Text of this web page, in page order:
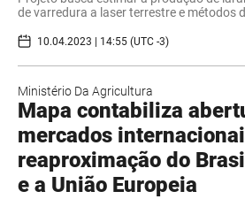
de varredura a laser terrestre e métodos
10.04.2023 | 14:55 (UTC -3)
Ministério Da Agricultura
Mapa contabiliza
mercados
reaproximação do
e a União Europeia